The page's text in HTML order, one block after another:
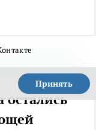
Принять